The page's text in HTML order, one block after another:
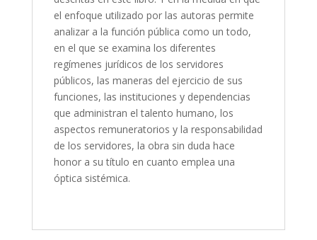
el enfoque utilizado por las autoras permite
analizar a la función pública como un todo,
en el que se examina los diferentes
regímenes jurídicos de los servidores
públicos, las maneras del ejercicio de sus
funciones, las instituciones y dependencias
que administran el talento humano, los
aspectos remuneratorios y la responsabilidad
de los servidores, la obra sin duda hace
honor a su título en cuanto emplea una
óptica sistémica.